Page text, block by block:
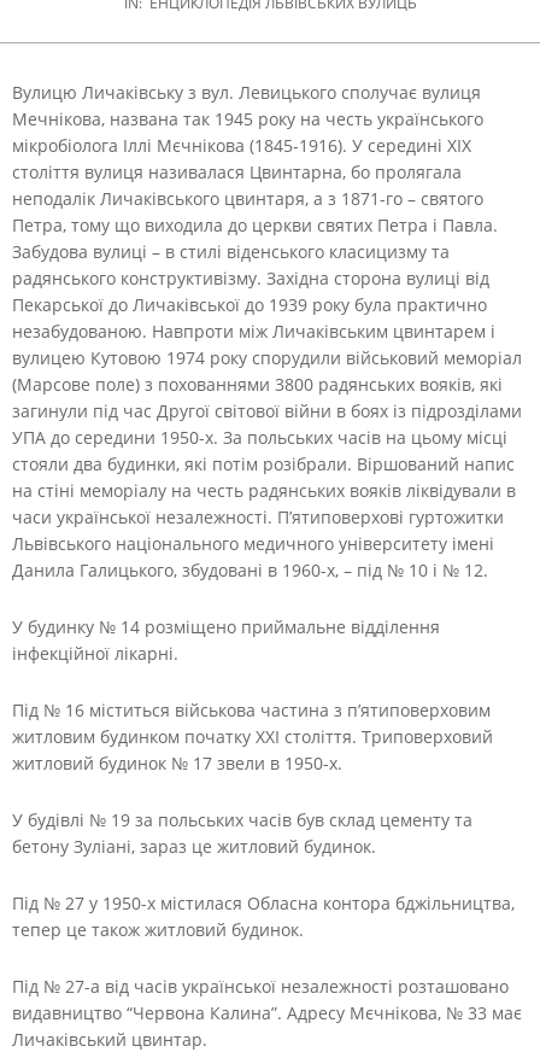
Вулицю Личаківську з вул. Левицького сполучає вулиця
Мечнікова, названа так 1945 року на честь українського
мікробіолога Іллі Мєчнікова (1845-1916). У середині XIX
століття вулиця називалася Цвинтарна, бо пролягала
неподалік Личаківського цвинтаря, а з 1871-го – святого
Петра, тому що виходила до церкви святих Петра і Павла.
Забудова вулиці – в стилі віденського класицизму та
радянського конструктивізму. Західна сторона вулиці від
Пекарської до Личаківської до 1939 року була практично
незабудованою. Навпроти між Личаківським цвинтарем і
вулицею Кутовою 1974 року спорудили військовий меморіал
(Марсове поле) з похованнями 3800 радянських вояків, які
загинули під час Другої світової війни в боях із підрозділами
УПА до середини 1950-х. За польських часів на цьому місці
стояли два будинки, які потім розібрали. Віршований напис
на стіні меморіалу на честь радянських вояків ліквідували в
часи української незалежності. П’ятиповерхові гуртожитки
Львівського національного медичного університету імені
Данила Галицького, збудовані в 1960-х, – під № 10 і № 12.
У будинку № 14 розміщено приймальне відділення
інфекційної лікарні.
Під № 16 міститься військова частина з п’ятиповерховим
житловим будинком початку ХХІ століття. Триповерховий
житловий будинок № 17 звели в 1950-х.
У будівлі № 19 за польських часів був склад цементу та
бетону Зуліані, зараз це житловий будинок.
Під № 27 у 1950-х містилася Обласна контора бджільництва,
тепер це також житловий будинок.
Під № 27-а від часів української незалежності розташовано
видавництво “Червона Калина”. Адресу Мєчнікова, № 33 має
Личаківський цвинтар.